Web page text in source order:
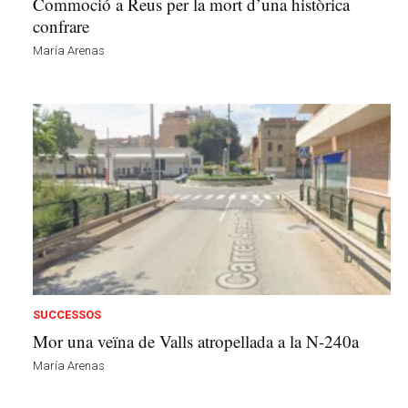
confrare
María Arenas
SUCCESSOS
Mor una veïna de Valls atropellada a la N-240a
María Arenas